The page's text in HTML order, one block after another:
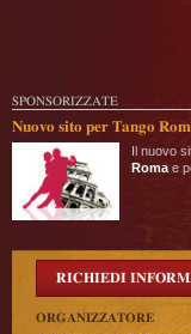
SPONSORIZZATE
Nuovo sito per Tango
Il nuovo
Roma e
RICHIEDI
ORGANIZZATORE